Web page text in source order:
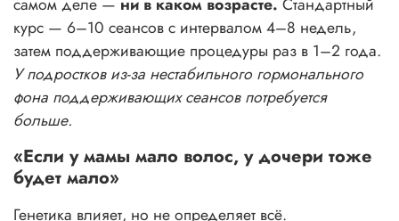
самом деле — ни в каком возрасте. Стандартный
курс — 6–10 сеансов с интервалом 4–8 недель,
затем поддерживающие процедуры раз в 1–2 года.
У подростков из-за нестабильного гормонального
фона поддерживающих сеансов потребуется
больше.
«Если у мамы мало волос, у дочери тоже
будет мало»
Генетика влияет, но не определяет всё.